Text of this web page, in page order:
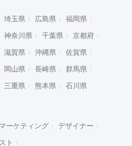
埼玉県 広島県 福岡県
神奈川県 千葉県 京都府
滋賀県 沖縄県 佐賀県
岡山県 長崎県 群馬県
三重県 熊本県 石川県
マーケティング デザイナー
ト